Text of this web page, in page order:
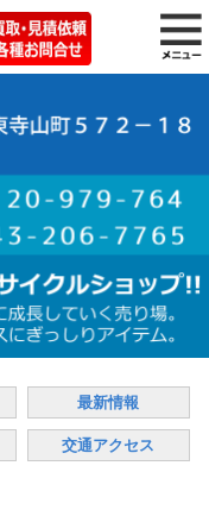
最新情報
交通アクセス